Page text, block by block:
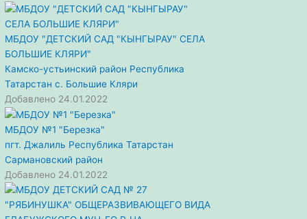
МБДОУ "ДЕТСКИЙ САД "КЫНГЫРАУ" СЕЛА
БОЛЬШИЕ КЛЯРИ"
Камско-устьинский район Республика
Татарстан с. Большие Кляри
Добавлено 24.01.2022
МБДОУ №1 "Березка"
пгт. Джалиль Республика Татарстан
Сармановский район
Добавлено 24.01.2022